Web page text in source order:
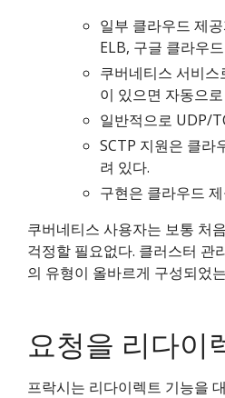
일부 클라우드 제
ELB, 구글 클라우
쿠버네티스 서비스
이 있으면 자동으
일반적으로 UDP/
SCTP 지원은 클라
려 있다.
구현은 클라우드
쿠버네티스 사용자는 보통 처
걱정할 필요없다. 클러스터 관
의 유형이 올바르게 구성되었
요청을 리다이
프락시는 리다이렉트 기능을